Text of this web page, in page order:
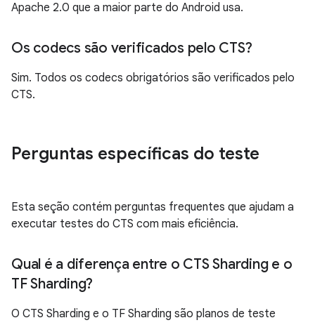
Apache 2.0 que a maior parte do Android usa.
Os codecs são verificados pelo CTS?
Sim. Todos os codecs obrigatórios são verificados pelo
CTS.
Perguntas específicas do teste
Esta seção contém perguntas frequentes que ajudam a
executar testes do CTS com mais eficiência.
Qual é a diferença entre o CTS Sharding e o
TF Sharding?
O CTS Sharding e o TF Sharding são planos de teste